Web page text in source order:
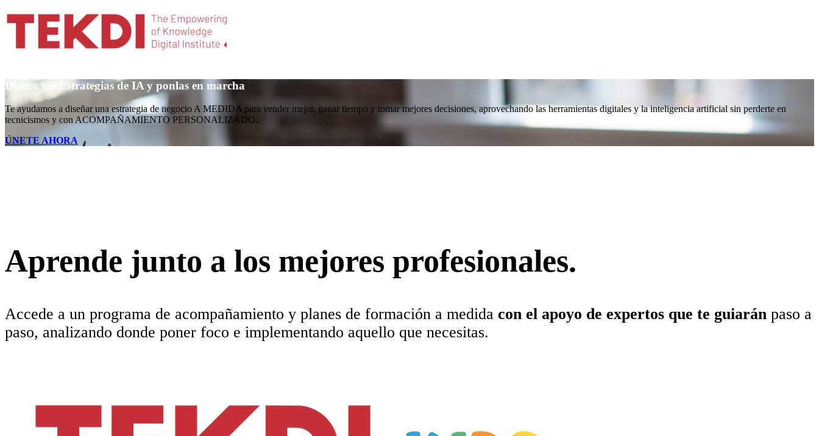
Diseña tus Estrategias de IA y ponlas en marcha
Te ayudamos a diseñar una estrategia de negocio A MEDIDA para vender mejor, ganar tiempo y tomar mejores decisiones, aprovechando las herramientas digitales y la inteligencia artificial sin perderte en
tecnicismos y con ACOMPAÑAMIENTO PERSONALIZADO..
ÚNETE AHORA
Aprende junto a los mejores profesionales.
Accede a un programa de acompañamiento y planes de formación a medida con el apoyo de expertos que te guiarán paso a
paso, analizando donde poner foco e implementando aquello que necesitas.